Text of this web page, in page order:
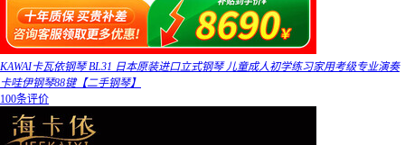
KAWAI卡瓦依钢琴 BL31 日本原装进口立式钢琴 儿童成人初学练习家用考级专业演奏
卡哇伊钢琴88键【二手钢琴】
100条评价